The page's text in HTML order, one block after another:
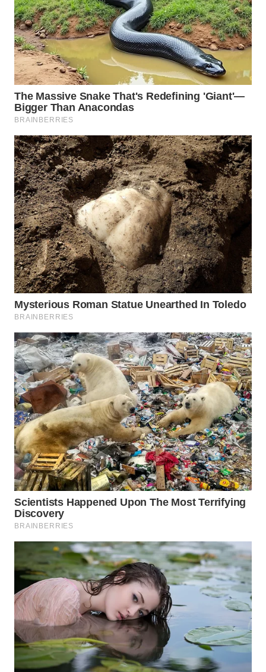
WN
KEPULAUAN
SERIBU
WN
TANGERANG
WN
BINJAI
WN
CIREBON
WN
INDRAMAYU
WN
KUNINGAN
WN
MAJALENGKA
SUBANG
WN
SUKABUMI
WN
PURWAKARTA
WN
PRIANGAN
TIMUR
WN
SEMARANG
WN
SOLO
WN
BOROBUDUR
WN
MADURA